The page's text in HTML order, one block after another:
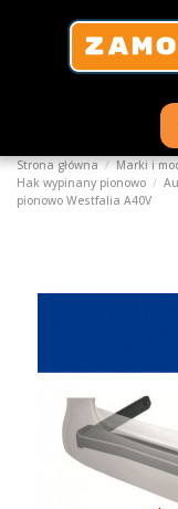
Strona główna Marki i
Hak wypinany pionowo
pionowo Westfalia A40V